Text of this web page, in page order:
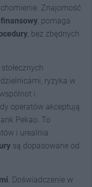
Znajomość
, pomaga
, bez zbędnych
ryzyka w
i
operatów akceptują
Pekao. To
i urealnia
są dopasowane od
. Doświadczenie w